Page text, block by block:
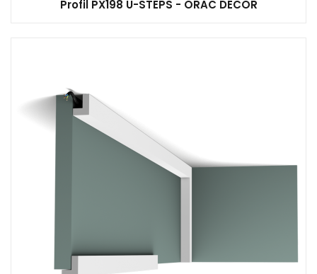
Profil PX198 U-STEPS - ORAC DECOR